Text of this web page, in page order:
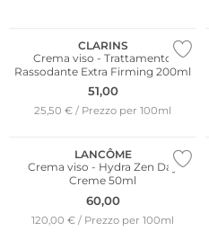
CLARINS
Crema viso - Trattamento
Rassodante Extra Firming 200ml
51,00
25,50 € / Prezzo per 100ml
LANCÔME
Crema viso - Hydra Zen Day
Creme 50ml
60,00
120,00 € / Prezzo per 100ml